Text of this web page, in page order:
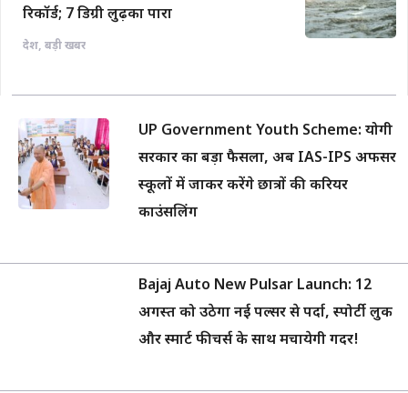
रिकॉर्ड; 7 डिग्री लुढ़का पारा
देश, बड़ी खबर
UP Government Youth Scheme: योगी
सरकार का बड़ा फैसला, अब IAS-IPS अफसर
स्कूलों में जाकर करेंगे छात्रों की करियर
काउंसलिंग
Bajaj Auto New Pulsar Launch: 12
अगस्त को उठेगा नई पल्सर से पर्दा, स्पोर्टी लुक
और स्मार्ट फीचर्स के साथ मचायेगी गदर!